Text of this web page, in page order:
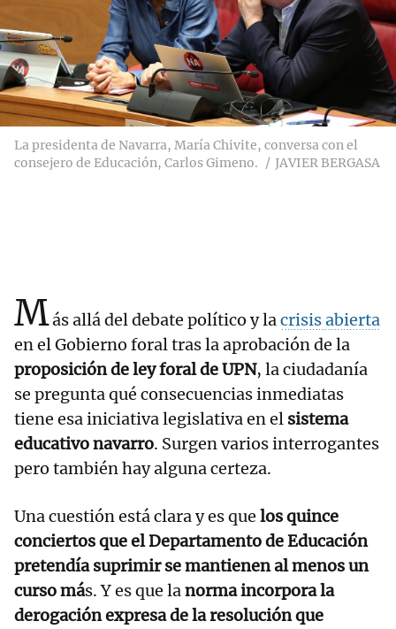
La presidenta de Navarra, María Chivite, conversa con el
consejero de Educación, Carlos Gimeno.
JAVIER BERGASA
Más allá del debate político y lacrisis abierta
en el Gobierno foral tras la aprobación de la
proposición de ley foral de UPN, la ciudadanía
se pregunta qué consecuencias inmediatas
tiene esa iniciativa legislativa en el sistema
educativo navarro. Surgen varios interrogantes
pero también hay alguna certeza.
Una cuestión está clara y es que los quince
conciertos que el Departamento de Educación
pretendía suprimir se mantienen al menos un
curso más. Y es que lanorma incorpora la
derogación expresa de la resolución que